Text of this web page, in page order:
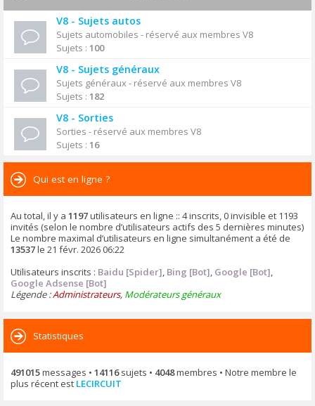
V8 - Sujets autos
Sujets automobiles - réservé aux membres V8
Sujets : 100
V8 - Sujets généraux
Sujets généraux - réservé aux membres V8
Sujets : 182
V8 - Sorties
Sorties - réservé aux membres V8
Sujets : 16
Qui est en ligne ?
Au total, il y a 1197utilisateurs en ligne :: 4 inscrits, 0 invisible et 1193
invités (selon le nombre d’utilisateurs actifs des 5 dernières minutes)
Le nombre maximal d’utilisateurs en ligne simultanément a été de
13537le 21 févr. 2026 06:22
Utilisateurs inscrits : Baidu [Spider], Bing [Bot], Google [Bot],
Google Adsense [Bot]
Légende :Administrateurs, Modérateurs généraux
Statistiques
491015messages • 14116sujets • 4048membres • Notre membre le
plus récent est LECIRCUIT